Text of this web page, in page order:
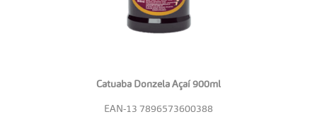
Catuaba Donzela Açaí 900ml
EAN-13 7896573600388